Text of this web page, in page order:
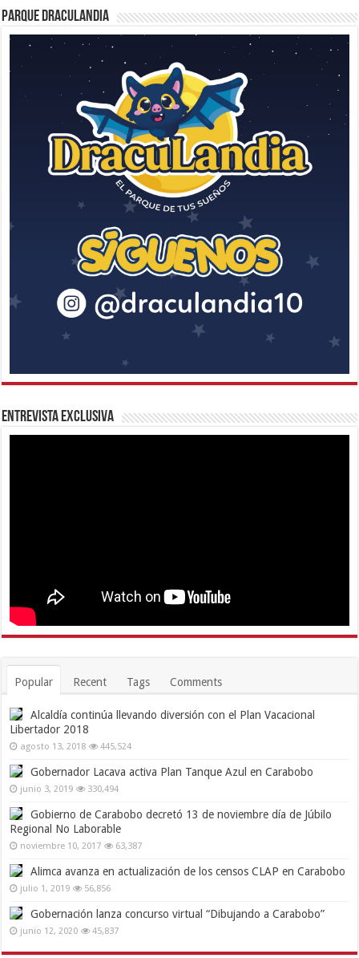
Parque Draculandia
Entrevista Exclusiva
Popular Recent Tags Comments
Alcaldía continúa llevando diversión con el Plan Vacacional
Libertador 2018
agosto 13, 2018 445,524
Gobernador Lacava activa Plan Tanque Azul en Carabobo
junio 3, 2019 330,494
Gobierno de Carabobo decretó 13 de noviembre día de Júbilo
Regional No Laborable
noviembre 10, 2017 63,387
Alimca avanza en actualización de los censos CLAP en Carabobo
julio 1, 2019 56,856
Gobernación lanza concurso virtual “Dibujando a Carabobo”
junio 12, 2020 45,837